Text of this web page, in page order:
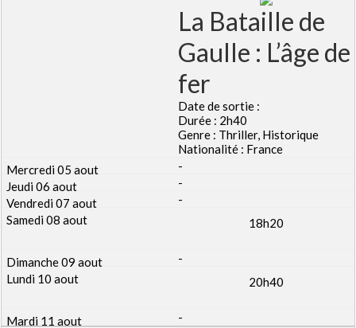
La Bataille de
Gaulle : L’âge de
fer
Date de sortie :
Durée : 2h40
Genre : Thriller, Historique
Nationalité : France
-
-
-
18h20
-
20h40
-